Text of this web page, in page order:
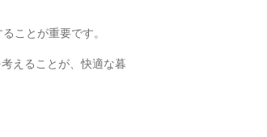
ことが重要です。
えることが、快適な暮